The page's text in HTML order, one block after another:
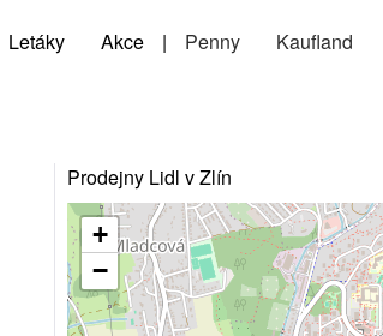
Letáky Akce | Penny Kaufland
Prodejny Lidl v Zlín
+
−